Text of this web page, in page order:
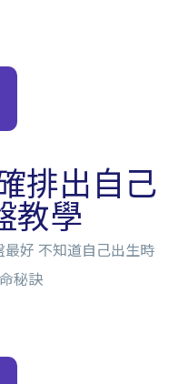
排出自己
教學
好 不知道自己出生時
秘訣